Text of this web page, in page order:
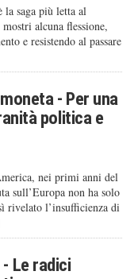
saga più letta al
alcuna flessione,
e resistendo al passare
- Per una
politica e
nei primi anni del
sull’Europa non ha solo
rivelato l’insufficienza di
Le radici